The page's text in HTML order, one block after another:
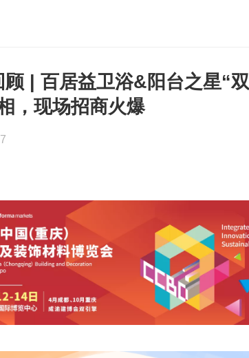
顾 | 百居益卫浴&阳台之星“双
，现场招商火爆